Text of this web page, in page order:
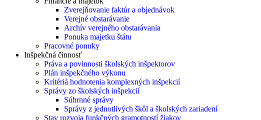
Zverejňovanie faktúr a objednávok
Verejné obstarávanie
Archív verejného obstarávania
Ponuka majetku štátu
Pracovné ponuky
Inšpekčná činnosť
Práva a povinnosti školských inšpektorov
Plán inšpekčného výkonu
Kritériá hodnotenia komplexných inšpekcií
Správy zo školských inšpekcií
Súhrnné správy
Správy z jednotlivých škôl a školských zariadení
Stav rozvoja funkčných gramotností žiakov